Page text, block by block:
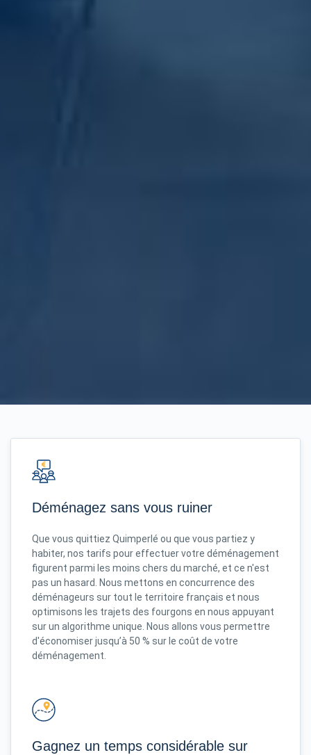
Déménagez sans vous ruiner
Que vous quittiez Quimperlé ou que vous partiez y
habiter, nos tarifs pour effectuer votre déménagement
figurent parmi les moins chers du marché, et ce n'est
pas un hasard. Nous mettons en concurrence des
déménageurs sur tout le territoire français et nous
optimisons les trajets des fourgons en nous appuyant
sur un algorithme unique. Nous allons vous permettre
d'économiser jusqu’à 50 % sur le coût de votre
déménagement.
Gagnez un temps considérable sur